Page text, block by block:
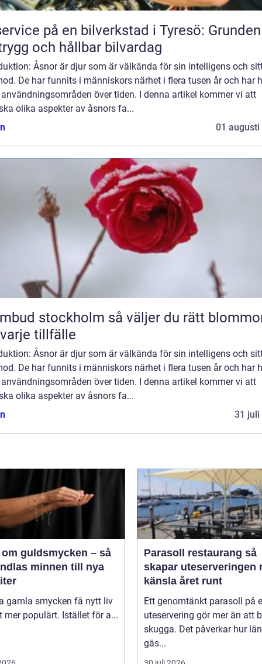
på en bilverkstad i Tyresö:
och hållbar bilvardag
Åsnor är djur som är välkända för sin intelligens och
De har funnits i människors närhet i flera tusen år och har
över tiden. I denna artikel kommer vi att
olika aspekter av åsnors fa...
01 augusti
stockholm så väljer du rätt blommor
tillfälle
Åsnor är djur som är välkända för sin intelligens och
De har funnits i människors närhet i flera tusen år och har
över tiden. I denna artikel kommer vi att
olika aspekter av åsnors fa...
31 juli
guldsmycken – så
minnen till nya
gamla smycken få nytt liv
mer populärt. Istället för a...
Parasoll restaurang så
skapar uteserveringen
känsla året runt
Ett genomtänkt parasoll på
uteservering gör mer än att
skugga. Det påverkar hur
gäs...